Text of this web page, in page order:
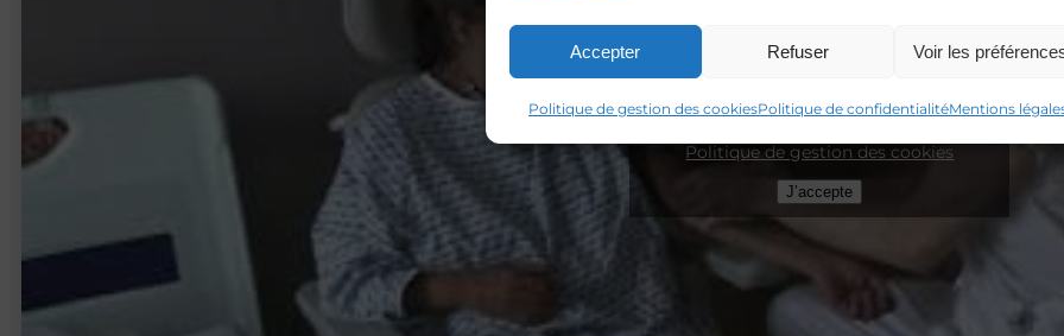
Accepter Refuser Voir les
Politique de gestion des cookiesPolitique de confidentialitéMentions
Youtube
Politique de gestion des cookies
J’accepte